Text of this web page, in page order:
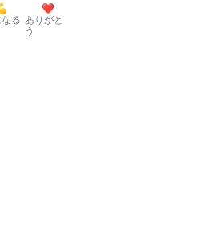
る
❤️
ありがと
う